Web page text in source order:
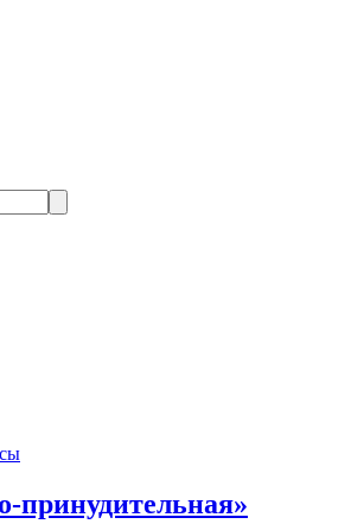
принудительная»